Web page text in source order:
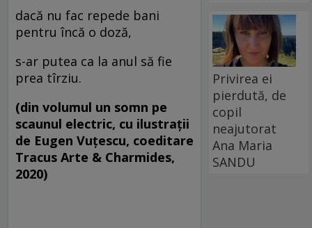
dacă nu fac repede bani
pentru încă o doză,
s-ar putea ca la anul să fie
prea tîrziu.
(din volumul un somn pe
scaunul electric, cu ilustrații
de Eugen Vuțescu, coeditare
Tracus Arte & Charmides,
2020)
Privirea ei
pierdută, de
copil
neajutorat
Ana Maria
SANDU